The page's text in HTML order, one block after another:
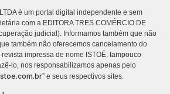
é um portal digital independente e sem
com a EDITORA TRES COMÉRCIO DE
judicial). Informamos também que não
também não oferecemos cancelamento do
impressa de nome ISTOÉ, tampouco
lo, nos responsabilizamos apenas pelo
” e seus respectivos sites.